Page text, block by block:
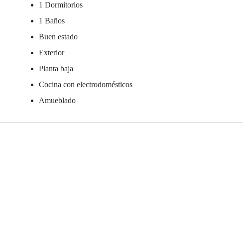
1 Dormitorios
1 Baños
Buen estado
Exterior
Planta baja
Cocina con electrodomésticos
Amueblado